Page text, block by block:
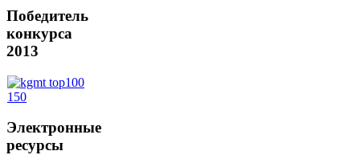
Победитель
конкурса
2013
Электронные
ресурсы